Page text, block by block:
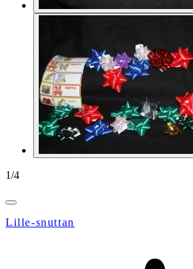
1/4
Lille-snuttan